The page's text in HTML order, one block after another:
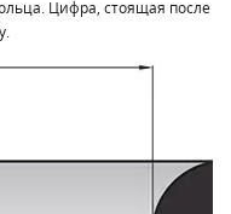
Цифра, стоящая после